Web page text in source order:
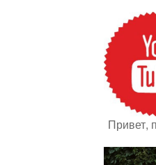
Привет,